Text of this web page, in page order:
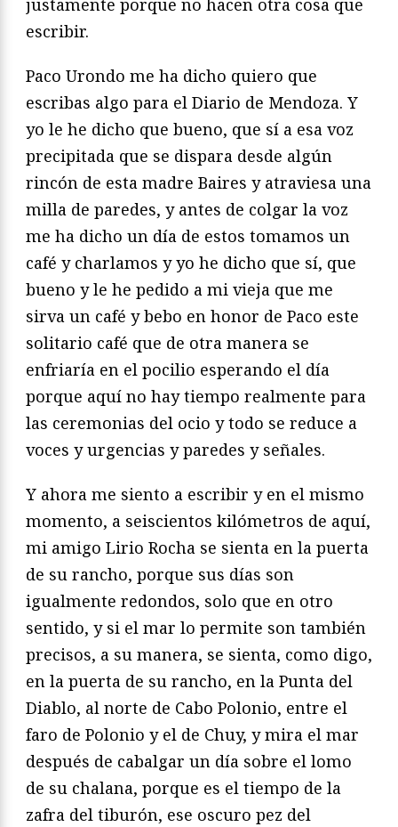
justamente porque no hacen otra cosa que
escribir.
Paco Urondo me ha dicho quiero que
escribas algo para el Diario de Mendoza. Y
yo le he dicho que bueno, que sí a esa voz
precipitada que se dispara desde algún
rincón de esta madre Baires y atraviesa una
milla de paredes, y antes de colgar la voz
me ha dicho un día de estos tomamos un
café y charlamos y yo he dicho que sí, que
bueno y le he pedido a mi vieja que me
sirva un café y bebo en honor de Paco este
solitario café que de otra manera se
enfriaría en el pocilio esperando el día
porque aquí no hay tiempo realmente para
las ceremonias del ocio y todo se reduce a
voces y urgencias y paredes y señales.
Y ahora me siento a escribir y en el mismo
momento, a seiscientos kilómetros de aquí,
mi amigo Lirio Rocha se sienta en la puerta
de su rancho, porque sus días son
igualmente redondos, solo que en otro
sentido, y si el mar lo permite son también
precisos, a su manera, se sienta, como digo,
en la puerta de su rancho, en la Punta del
Diablo, al norte de Cabo Polonio, entre el
faro de Polonio y el de Chuy, y mira el mar
después de cabalgar un día sobre el lomo
de su chalana, porque es el tiempo de la
zafra del tiburón, ese oscuro pez del